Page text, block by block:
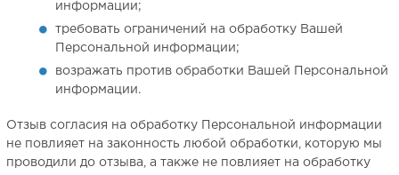
информации;
требовать ограничений на обработку Вашей
Персональной информации;
возражать против обработки Вашей Персональной
информации.
Отзыв согласия на обработку Персональной информации
не повлияет на законность любой обработки, которую мы
проводили до отзыва, а также не повлияет на обработку